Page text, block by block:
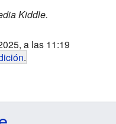
Kiddle.
a las 11:19
.